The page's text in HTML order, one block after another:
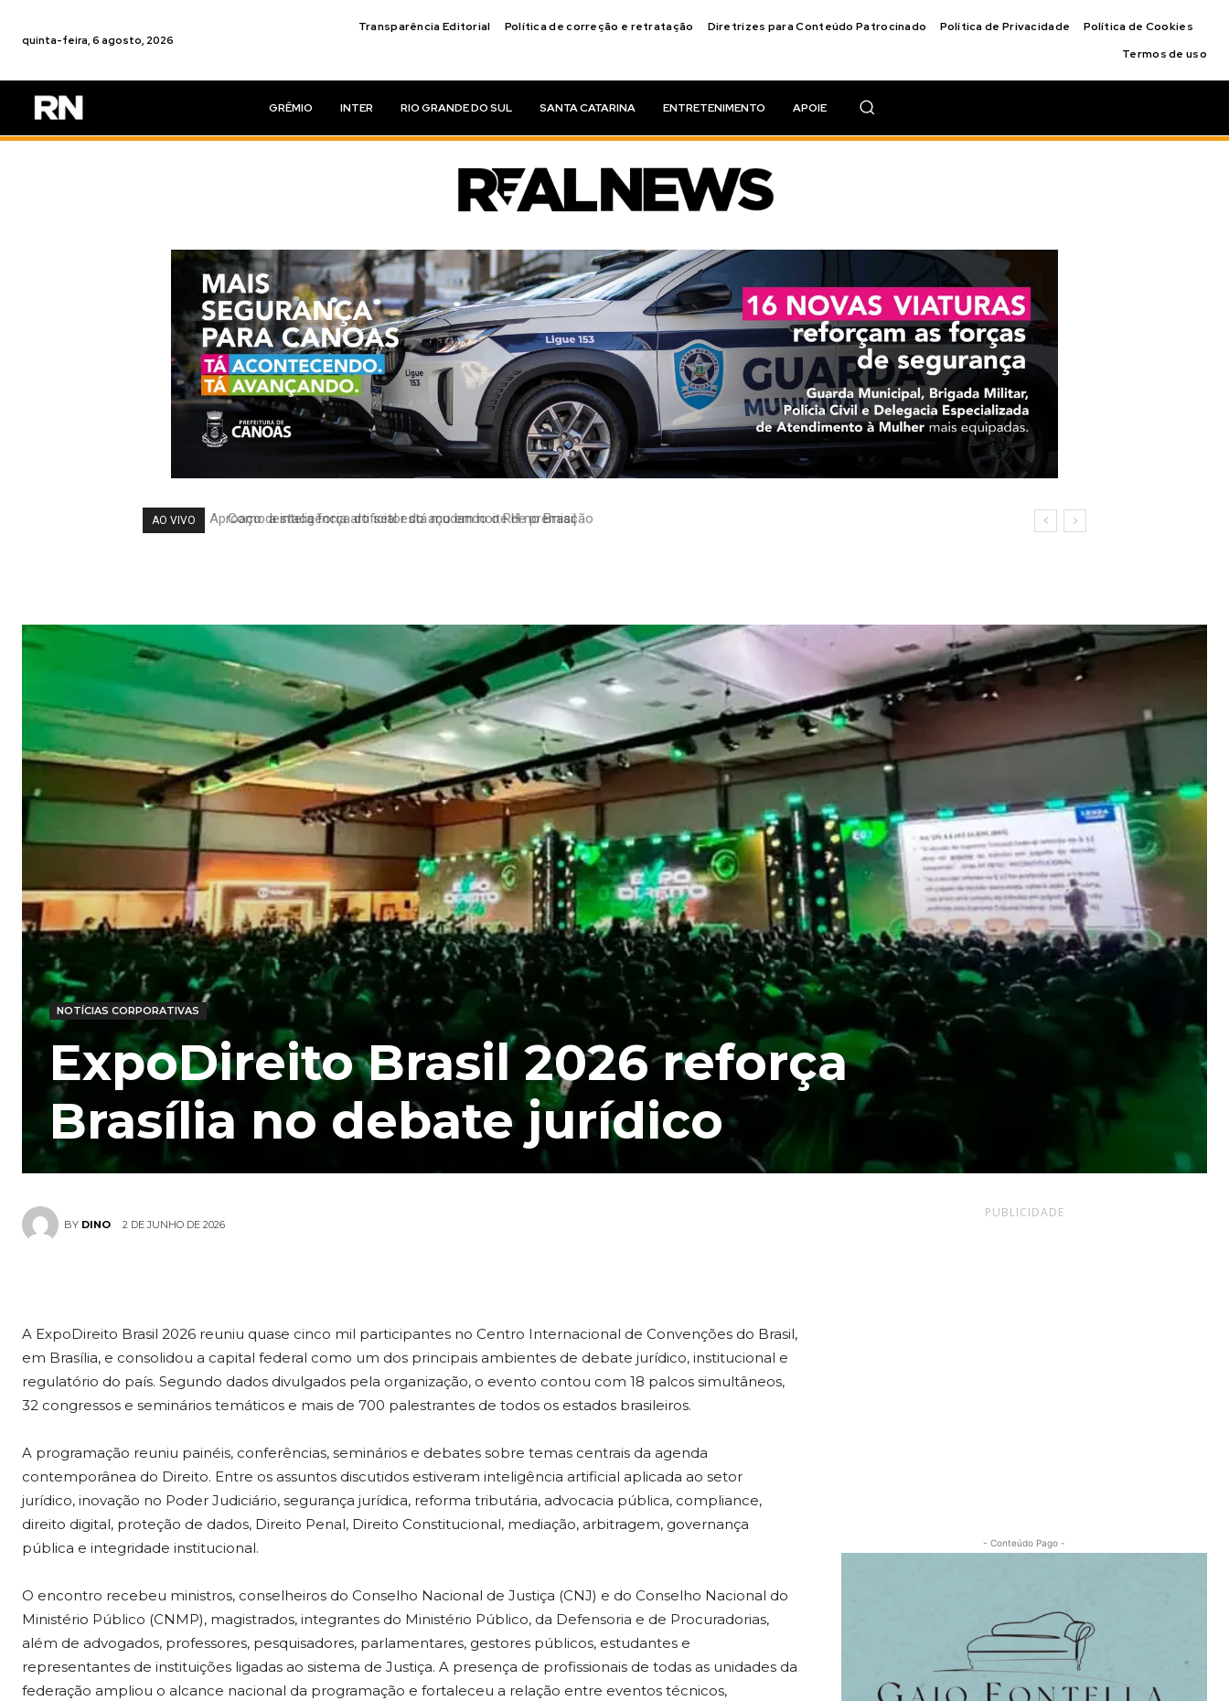
quinta-feira, 6 agosto, 2026
Transparência Editorial Política de correção e retratação Diretrizes para Conteúdo Patrocinado Política de Privacidade
Política de Cookies
Termos de uso
GRÊMIO INTER RIO GRANDE DO SUL SANTA CATARINA ENTRETENIMENTO APOIE
AO VIVO Como a inteligência artificial está mudando o RH no Brasil
NOTÍCIAS CORPORATIVAS
ExpoDireito Brasil 2026 reforça
Brasília no debate jurídico
BY DINO 2 DE JUNHO DE 2026
A ExpoDireito Brasil 2026 reuniu quase cinco mil participantes no Centro Internacional de Convenções do Brasil,
em Brasília, e consolidou a capital federal como um dos principais ambientes de debate jurídico, institucional e
regulatório do país. Segundo dados divulgados pela organização, o evento contou com 18 palcos simultâneos,
32 congressos e seminários temáticos e mais de 700 palestrantes de todos os estados brasileiros.
A programação reuniu painéis, conferências, seminários e debates sobre temas centrais da agenda
contemporânea do Direito. Entre os assuntos discutidos estiveram inteligência artificial aplicada ao setor
jurídico, inovação no Poder Judiciário, segurança jurídica, reforma tributária, advocacia pública, compliance,
direito digital, proteção de dados, Direito Penal, Direito Constitucional, mediação, arbitragem, governança
pública e integridade institucional.
O encontro recebeu ministros, conselheiros do Conselho Nacional de Justiça (CNJ) e do Conselho Nacional do
Ministério Público (CNMP), magistrados, integrantes do Ministério Público, da Defensoria e de Procuradorias,
além de advogados, professores, pesquisadores, parlamentares, gestores públicos, estudantes e
representantes de instituições ligadas ao sistema de Justiça. A presença de profissionais de todas as unidades da
federação ampliou o alcance nacional da programação e fortaleceu a relação entre eventos técnicos,
PUBLICIDADE
- Conteúdo Pago -